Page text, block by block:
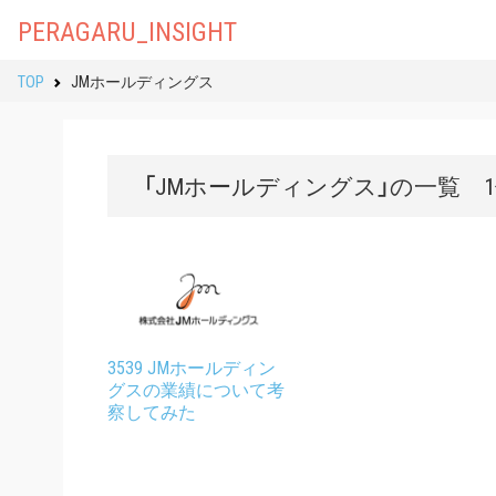
PERAGARU_INSIGHT
TOP JMホールディングス
「JMホールディングス」の一覧
3539 JMホールディン
グスの業績について考
察してみた